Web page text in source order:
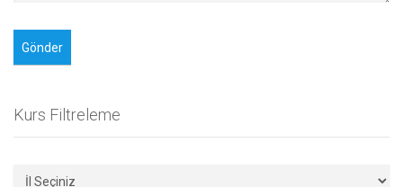
Kurs Filtreleme